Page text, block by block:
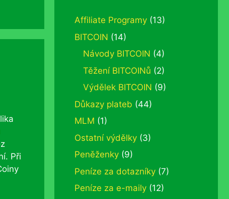
Při
Affiliate Programy (13)
BITCOIN (14)
Návody BITCOIN (4)
Těžení BITCOINů (2)
Výdělek BITCOIN (9)
Důkazy plateb (44)
MLM (1)
Ostatní výdělky (3)
Peněženky (9)
Peníze za dotazníky (7)
Peníze za e-maily (12)